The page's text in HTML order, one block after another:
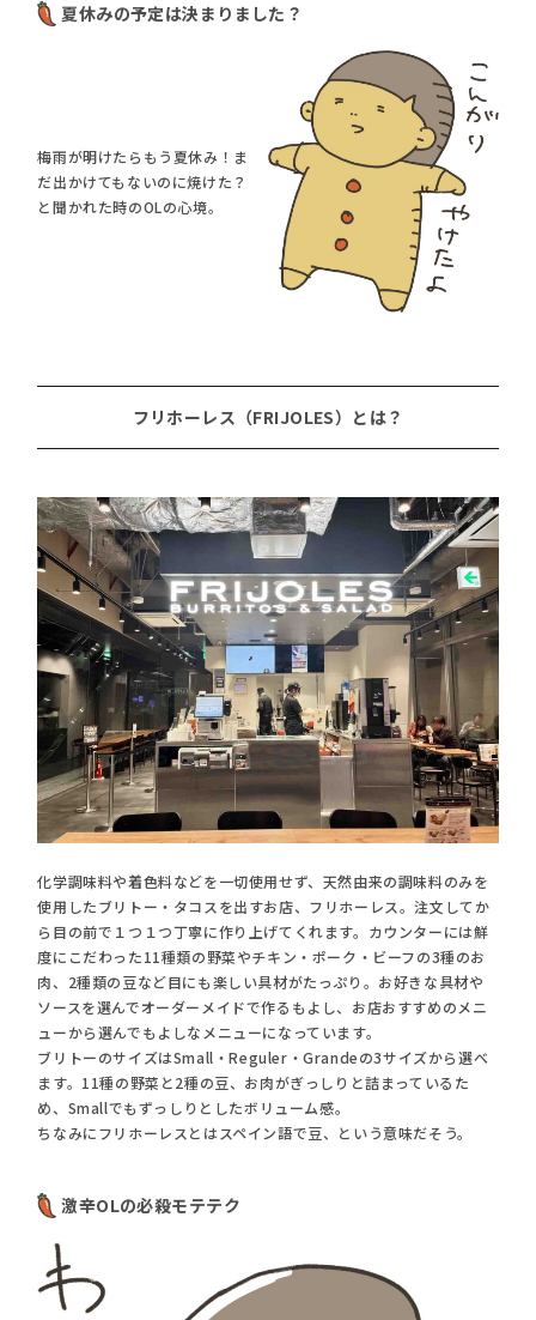
夏休みの予定は決まりました？
梅雨が明けたらもう夏休み！ま
だ出かけてもないのに焼けた？
と聞かれた時のOLの心境。
フリホーレス（FRIJOLES）とは？
化学調味料や着色料などを一切使用せず、天然由来の調味料のみを
使用したブリトー・タコスを出すお店、フリホーレス。注文してか
ら目の前で１つ１つ丁寧に作り上げてくれます。カウンターには鮮
度にこだわった11種類の野菜やチキン・ポーク・ビーフの3種のお
肉、2種類の豆など目にも楽しい具材がたっぷり。お好きな具材や
ソースを選んでオーダーメイドで作るもよし、お店おすすめのメニ
ューから選んでもよしなメニューになっています。
ブリトーのサイズはSmall・Reguler・Grandeの3サイズから選べ
ます。11種の野菜と2種の豆、お肉がぎっしりと詰まっているた
め、Smallでもずっしりとしたボリューム感。
ちなみにフリホーレスとはスペイン語で豆、という意味だそう。
激辛OLの必殺モテテク